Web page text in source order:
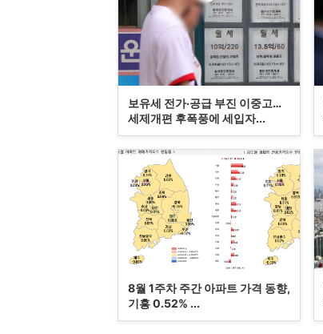
보유세 전가·공급 부진 이중고…
세제개편 후폭풍에 세입자...
8월 1주차 주간 아파트 가격 동향,
기흥 0.52% ...